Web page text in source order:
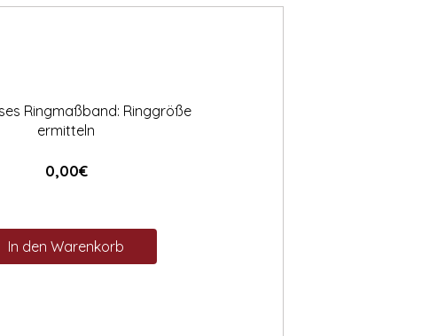
Ringmaßband: Ringgröße
ermitteln
0,00€Preis
In den Warenkorb